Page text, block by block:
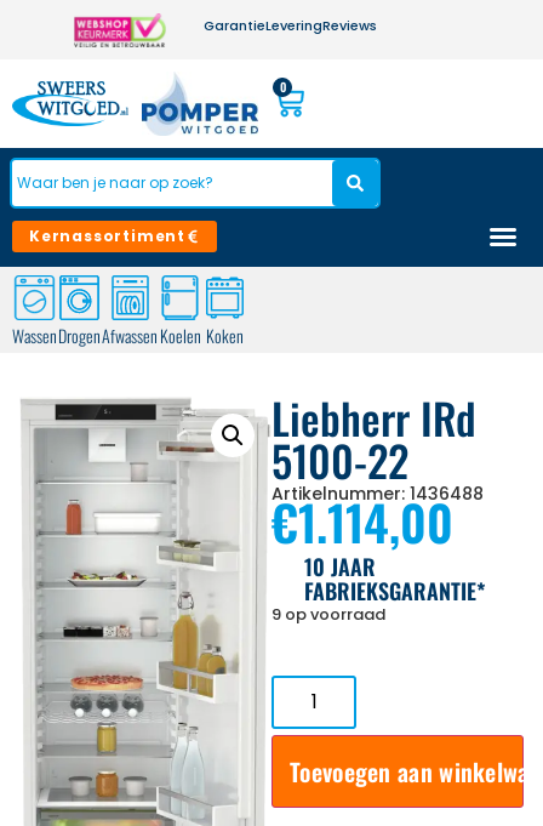
GarantieLeveringReviews
0
Kernassortiment
WassenDrogenAfwassenKoelen Koken
Liebherr IRd
5100-22
Artikelnummer: 1436488
€1.114,00
10 JAAR
FABRIEKSGARANTIE*
9 op voorraad
Toevoegen aan